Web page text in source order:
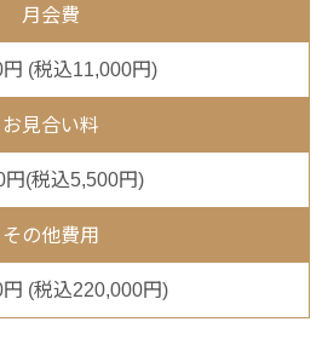
月会費
(税込11,000円)
お見合い料
円(税込5,500円)
その他費用
(税込220,000円)